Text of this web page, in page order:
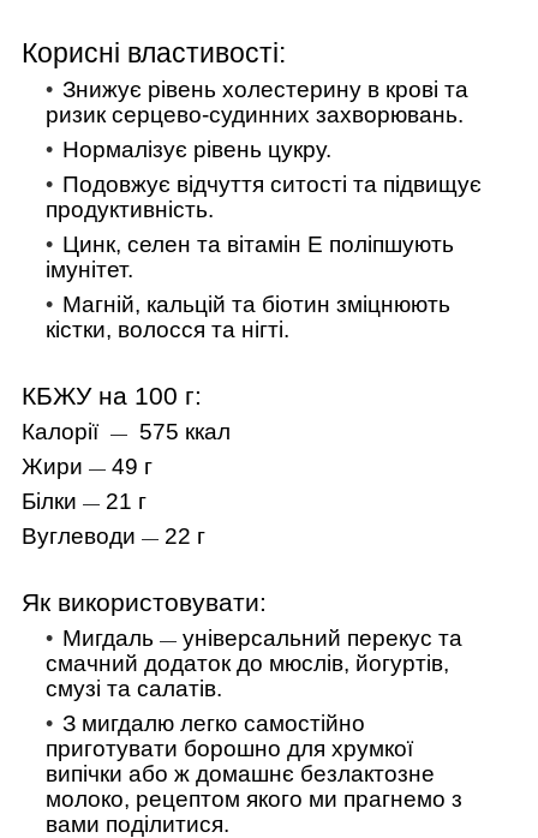
Корисні властивості:
Знижує рівень холестерину в крові та
ризик серцево-судинних захворювань.
Нормалізує рівень цукру.
Подовжує відчуття ситості та підвищує
продуктивність.
Цинк, селен та вітамін Е поліпшують
імунітет.
Магній, кальцій та біотин зміцнюють
кістки, волосся та нігті.
КБЖУ на 100 г:
Калорії —
575 ккал
Жири — 49 г
Білки — 21 г
Вуглеводи — 22 г
Як використовувати:
Мигдаль — універсальний перекус та
смачний додаток до мюслів, йогуртів,
смузі та салатів.
З мигдалю легко самостійно
приготувати борошно для хрумкої
випічки або ж домашнє безлактозне
молоко, рецептом якого ми прагнемо з
вами поділитися.